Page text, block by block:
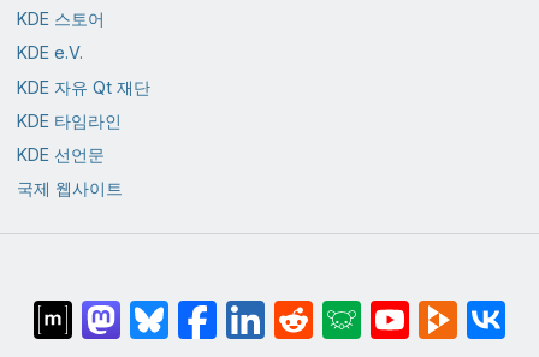
KDE 스토어
KDE e.V.
KDE 자유 Qt 재단
KDE 타임라인
KDE 선언문
국제 웹사이트